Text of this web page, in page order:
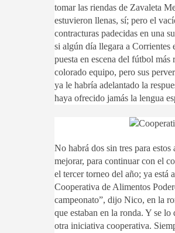
tomar las riendas de Zavaleta
estuvieron llenas, sí; pero el
contracturas padecidas en una
si algún día llegara a Corrientes
puesta en escena del fútbol
colorado equipo, pero sus
ya le habría adelantado la
haya ofrecido jamás la lengua
No habrá dos sin tres para
mejorar, para continuar con el
el tercer torneo del año; ya está
Cooperativa de Alimentos
campeonato”, dijo Nico, en la
que estaban en la ronda. Y se
otra iniciativa cooperativa.